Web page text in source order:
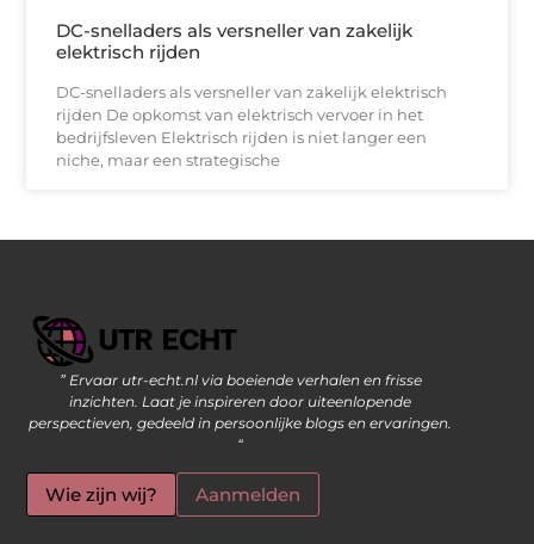
DC-snelladers als versneller van zakelijk
elektrisch rijden
DC-snelladers als versneller van zakelijk elektrisch
rijden De opkomst van elektrisch vervoer in het
bedrijfsleven Elektrisch rijden is niet langer een
niche, maar een strategische
” Ervaar utr-echt.nl via boeiende verhalen en frisse
inzichten. Laat je inspireren door uiteenlopende
perspectieven, gedeeld in persoonlijke blogs en ervaringen.
“
Wie zijn wij? Aanmelden